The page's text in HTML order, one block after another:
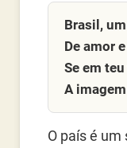
Brasil,
De amor
Se em
A
O país é